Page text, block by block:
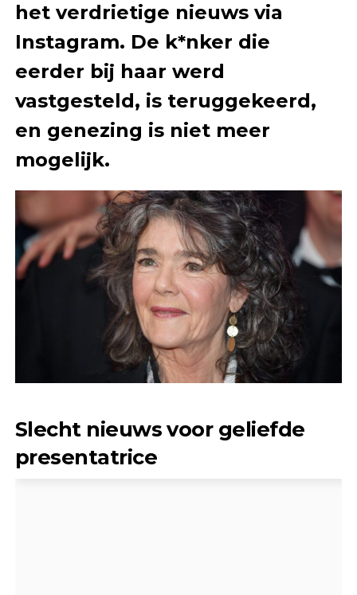
het verdrietige nieuws via
Instagram. De k*nker die
eerder bij haar werd
vastgesteld, is teruggekeerd,
en genezing is niet meer
mogelijk.
Slecht nieuws voor geliefde
presentatrice